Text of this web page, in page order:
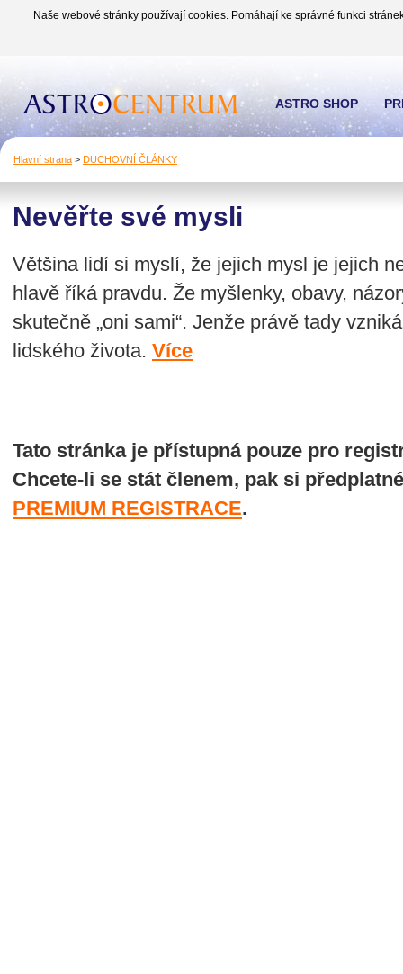
Naše webové stránky používají cookies. Pomáhají ke správné funkci
Hlavní strana > DUCHOVNÍ ČLÁNKY
Nevěřte své mysli
Většina lidí si myslí, že jejich mysl je jejich
hlavě říká pravdu. Že myšlenky, obavy,
skutečně „oni sami“. Jenže právě tady
lidského života. Více
Tato stránka je přístupná pouze pro
Chcete-li se stát členem, pak si
PREMIUM REGISTRACE.
ASTRO SHOP